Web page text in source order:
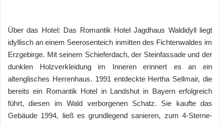
Über das Hotel: Das Romantik Hotel Jagdhaus Waldidyll liegt
idyllisch an einem Seerosenteich inmitten des Fichtenwaldes im
Erzgebirge. Mit seinem Schieferdach, der Steinfassade und der
dunklen Holzverkleidung im Inneren erinnert es an ein
altenglisches Herrenhaus. 1991 entdeckte Hertha Sellmair, die
bereits ein Romantik Hotel in Landshut in Bayern erfolgreich
führt, diesen im Wald verborgenen Schatz. Sie kaufte das
Gebäude 1994, ließ es grundlegend sanieren, zum 4-Sterne-